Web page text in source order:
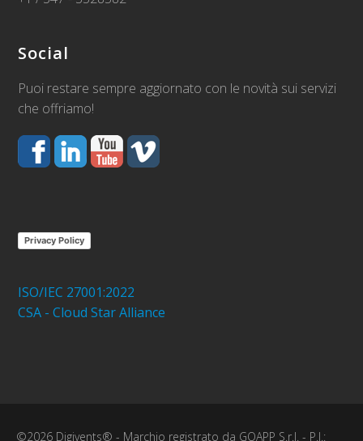
Social
Puoi restare sempre aggiornato con le novità sui servizi
che offriamo!
Privacy Policy
ISO/IEC 27001:2022
CSA - Cloud Star Alliance
©2026 Digivents® - Marchio registrato da GOAPP S.r.l. - P.I.: